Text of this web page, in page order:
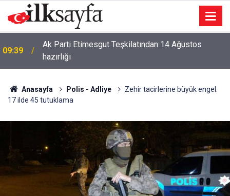
09:27
Ankara'da korsan otoparkçılık yapan değnekçilere
operasyon
Anasayfa Polis - Adliye
Zehir tacirlerine büyük engel:
17 ilde 45 tutuklama